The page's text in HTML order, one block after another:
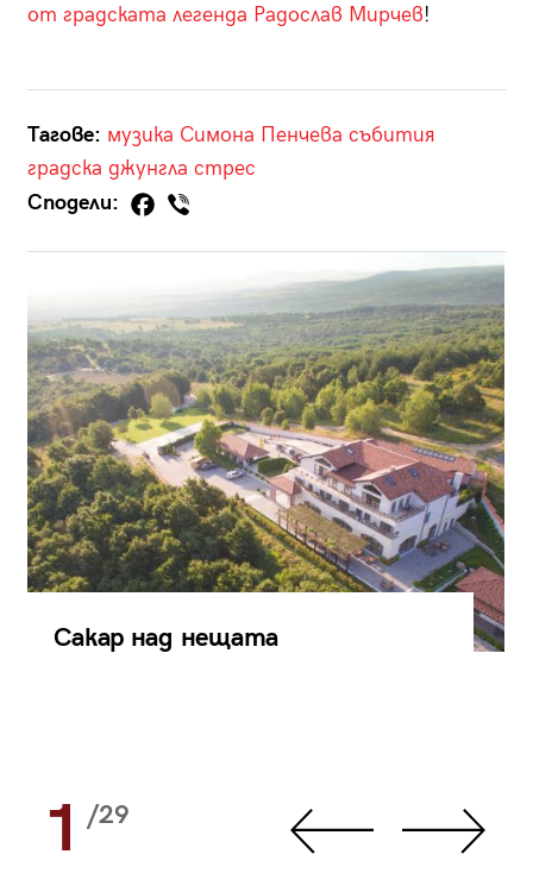
от градската легенда Радослав Мирчев!
Тагове: музика Симона Пенчева събития
градска джунгла стрес
Сподели:
Сакар над нещата
1 /29